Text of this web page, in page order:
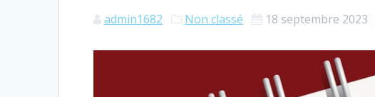
admin1682 Non classé 18 septembre 2023